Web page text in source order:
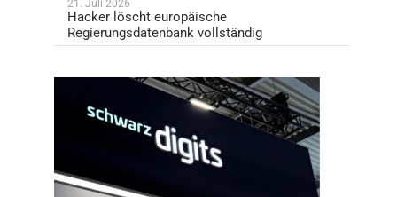
21. Juli 2026
Hacker löscht europäische
Regierungsdatenbank vollständig